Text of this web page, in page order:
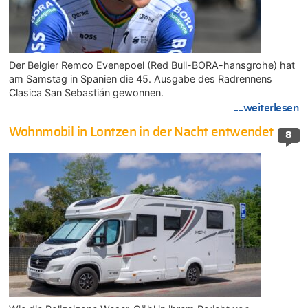
Der Belgier Remco Evenepoel (Red Bull-BORA-hansgrohe) hat
am Samstag in Spanien die 45. Ausgabe des Radrennens
Clasica San Sebastián gewonnen.
....weiterlesen
8
Wohnmobil in Lontzen in der Nacht entwendet